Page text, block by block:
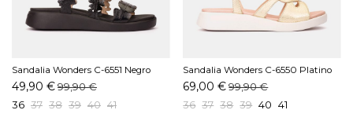
Sandalia Wonders C-6551 Negro
49,90 €99,90 €
36 37 38 39 40 41
Sandalia Wonders C-6550 Platino
69,00 € 99,90 €
36 37 38 39 40 41